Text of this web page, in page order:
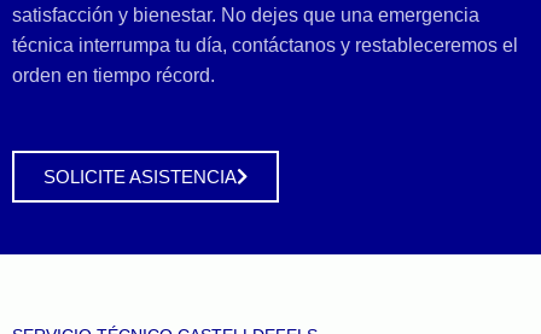
satisfacción y bienestar. No dejes que una emergencia
técnica interrumpa tu día, contáctanos y restableceremos el
orden en tiempo récord.
SOLICITE ASISTENCIA